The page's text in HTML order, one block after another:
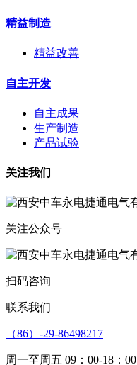
精益制造
精益改善
自主开发
自主成果
生产制造
产品试验
关注我们
关注公众号
扫码咨询
联系我们
（86）-29-86498217
周一至周五 09：00-18：00